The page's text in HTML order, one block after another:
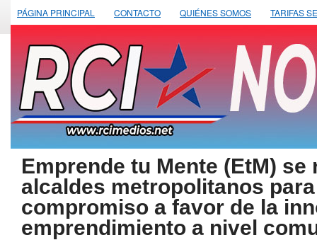
PÁGINA PRINCIPAL CONTACTO QUIÉNES SOMOS TARIFAS
Emprende tu Mente (EtM) se
alcaldes metropolitanos
compromiso a favor de la
emprendimiento a nivel